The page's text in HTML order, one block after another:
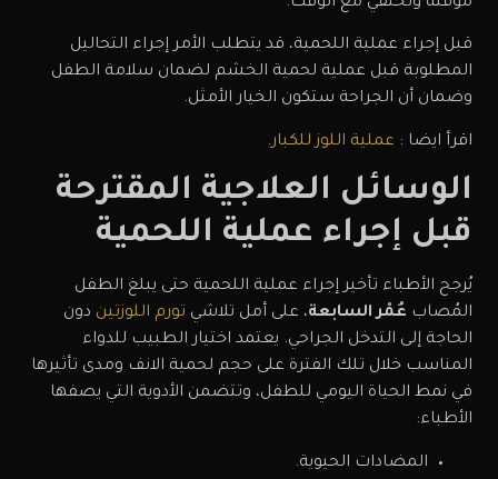
قبل إجراء عملية اللحمية، قد يتطلب الأمر إجراء التحاليل
المطلوبة قبل عملية لحمية الخشم لضمان سلامة الطفل
وضمان أن الجراحة ستكون الخيار الأمثل.
اقرأ ايضا : عملية اللوز للكبار.
الوسائل العلاجية المقترحة
قبل إجراء عملية اللحمية
يُرجح الأطباء تأخير إجراء عملية اللحمية حتى يبلغ الطفل
المُصاب عُمْر السابعة، على أمل تلاشي تورم اللوزتين دون
الحاجة إلى التدخل الجراحي. يعتمد اختيار الطبيب للدواء
المناسب خلال تلك الفترة على حجم لحمية الانف ومدى تأثيرها
في نمط الحياة اليومي للطفل، وتتضمن الأدوية التي يصفها
الأطباء:
المضادات الحيوية.